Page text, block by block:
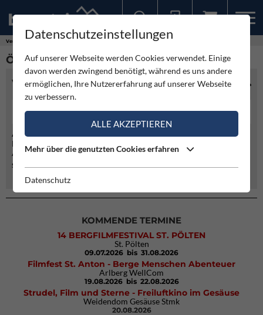
Vereine
ÖBLARN
VEREINSINFO
03684/2454
Adresse:
Haus-Nr. 231
A- 8960 Öblarn
Sektion/Unterverein von:
Österreichischer Alpenverein
KOMMENDE TERMINE
14 BERGFILMFESTIVAL ST. PÖLTEN
St. Pölten
09.07.2026 bis 31.08.2026
Filmfest St. Anton - Berge Menschen Abenteuer
Arlberg WellCom
19.08.2026 bis 22.08.2026
Strudel, Film und Sterne - Freiluftkino im Gesäuse
Weidendom Gesäuse Stmk
20.08.2026
Datenschutzeinstellungen
Auf unserer Webseite werden Cookies verwendet. Einige
davon werden zwingend benötigt, während es uns andere
ermöglichen, Ihre Nutzererfahrung auf unserer Webseite
zu verbessern.
ALLE AKZEPTIEREN
Mehr über die genutzten Cookies erfahren
Datenschutz